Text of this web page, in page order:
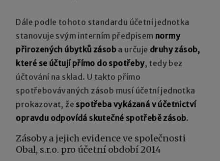
Dále podle tohoto standardu účetní jednotka
stanovuje svým interním předpisem normy
přirozených úbytků zásob a určuje druhy zásob,
které se účtují přímo do spotřeby, tedy bez
účtování na sklad. U takto přímo
spotřebovávaných zásob musí účetní jednotka
prokazovat, že spotřeba vykázaná v účetnictví
opravdu odpovídá skutečné spotřebě zásob.
Zásoby a jejich evidence ve společnosti
Obal, s.r.o. pro účetní období 2014